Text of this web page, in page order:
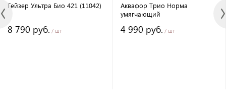
Гейзер Ультра Био 421 (11042)
8 790 руб. / шт
Аквафор Трио Норма
умягчающий
4 990 руб. / шт